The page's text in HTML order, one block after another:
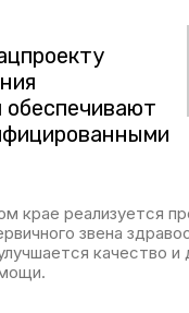
обеспечивают
крае реализуется
звена
качество и